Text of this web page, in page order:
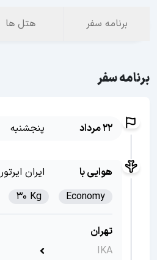
برنامه سفر هتل ها
برنامه سفر
22 مرداد پنجشنبه
هوایی با
ایران ایرتور
Economy
30 Kg
تهران
IKA